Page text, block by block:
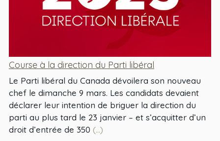
Course à la direction du Parti libéral
Le Parti libéral du Canada dévoilera son nouveau
chef le dimanche 9 mars. Les candidats devaient
déclarer leur intention de briguer la direction du
parti au plus tard le 23 janvier – et s’acquitter d’un
droit d’entrée de 350 (...)